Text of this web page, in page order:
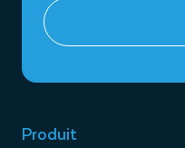
Produit